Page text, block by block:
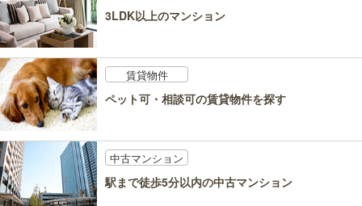
3LDK以上のマンション
賃貸物件
ペット可・相談可の賃貸物件を探す
中古マンション
駅まで徒歩5分以内の中古マンション